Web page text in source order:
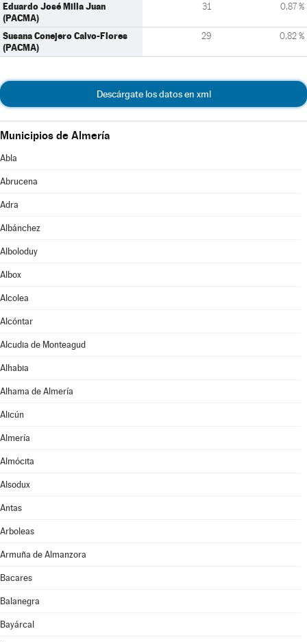
Eduardo José Milla Juan
(PACMA)
31 0,87 %
Susana Conejero Calvo-Flores
(PACMA)
29 0,82 %
Descárgate los datos en xml
Municipios de Almería
Abla
Abrucena
Adra
Albánchez
Alboloduy
Albox
Alcolea
Alcóntar
Alcudia de Monteagud
Alhabia
Alhama de Almería
Alicún
Almería
Almócita
Alsodux
Antas
Arboleas
Armuña de Almanzora
Bacares
Balanegra
Bayárcal